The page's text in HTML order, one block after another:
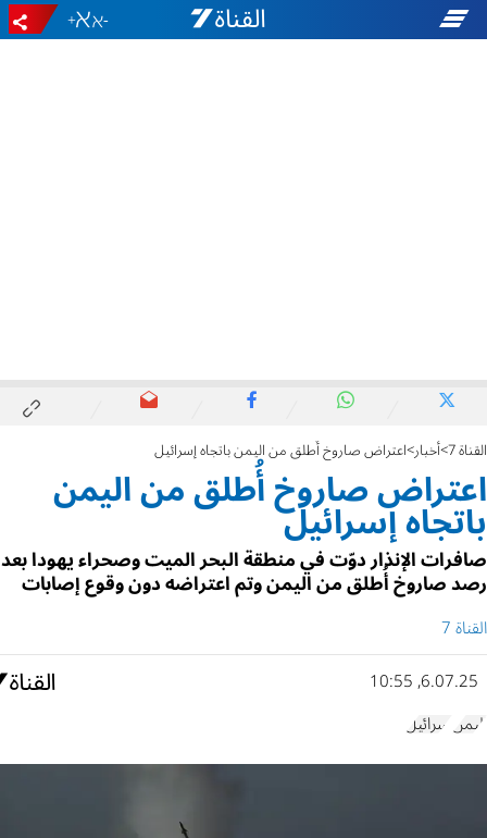
-
+
القناة 7 أخبار اعتراض صاروخ أُطلق من اليمن باتجاه إسرائيل
اعتراض صاروخ أُطلق من اليمن
باتجاه إسرائيل
صافرات الإنذار دوّت في منطقة البحر الميت وصحراء يهودا بعد
رصد صاروخ أُطلق من اليمن وتم اعتراضه دون وقوع إصابات
القناة 7
6.07.25, 10:55
اليمن إسرائيل